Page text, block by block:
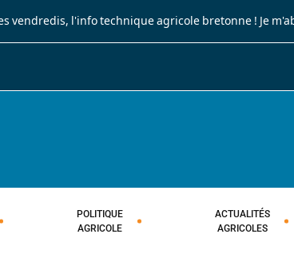
vendredis, l'info technique agricole bretonne ! Je
POLITIQUE
AGRICOLE
ACTUALITÉS
AGRICOLES